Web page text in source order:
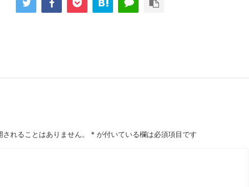
れることはありません。 * が付いている欄は必須項目です